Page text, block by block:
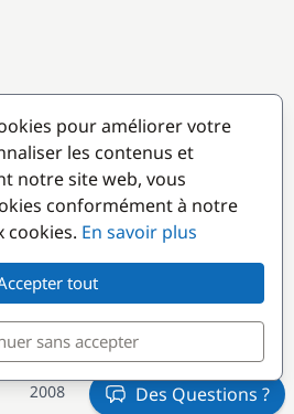
& Location de bateaux depuis
2008
Des Questions ?
pour améliorer votre
les contenus et
notre site web, vous
conformément à notre
cookies. En savoir plus
tout
sans accepter